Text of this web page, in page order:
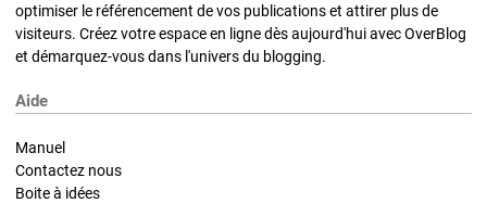
optimiser le référencement de vos publications et attirer plus de
visiteurs. Créez votre espace en ligne dès aujourd'hui avec OverBlog
et démarquez-vous dans l'univers du blogging.
Aide
Manuel
Contactez nous
Boite à idées